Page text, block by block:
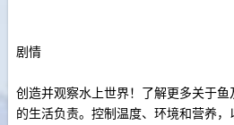
剧情
创造并观察水上世界！了解更多关于
的生活负责。控制温度、环境和营养